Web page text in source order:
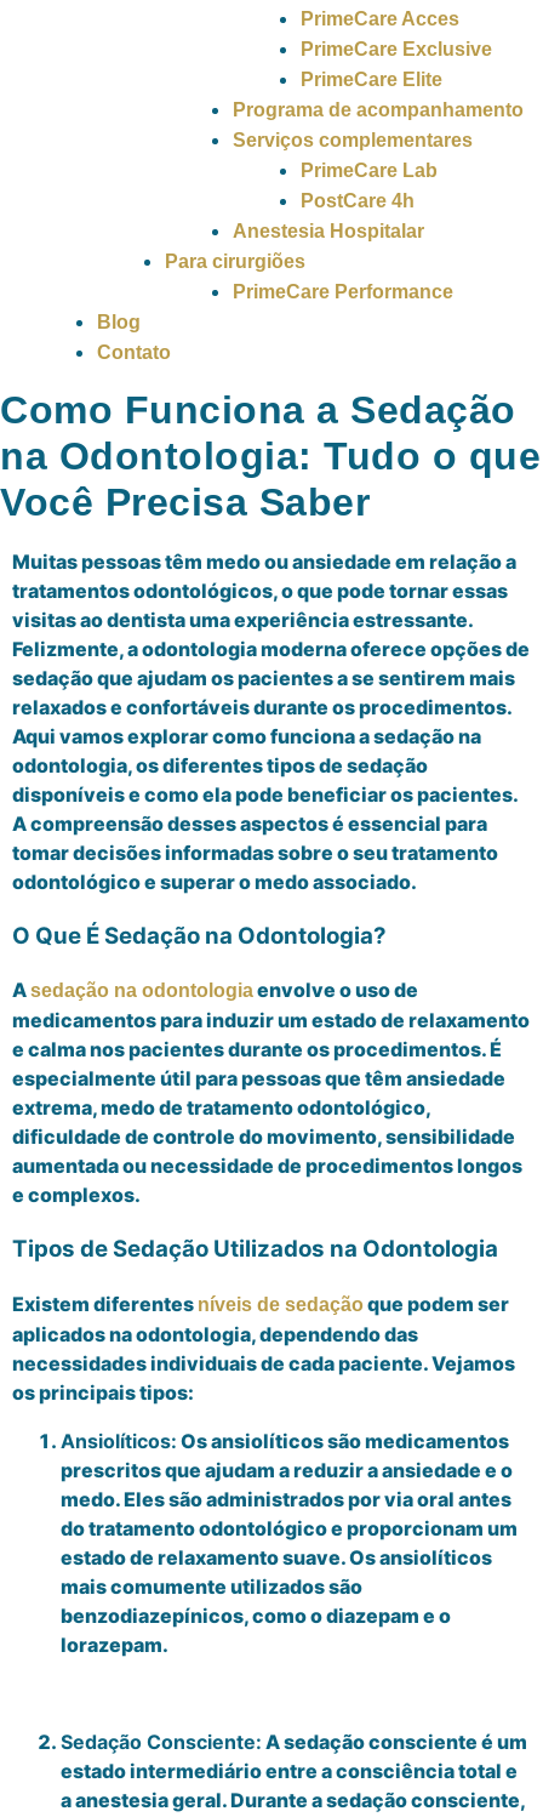
PrimeCare Acces
PrimeCare Exclusive
PrimeCare Elite
Programa de acompanhamento
Serviços complementares
PrimeCare Lab
PostCare 4h
Anestesia Hospitalar
Para cirurgiões
PrimeCare Performance
Blog
Contato
Como Funciona a Sedação
na Odontologia: Tudo o que
Você Precisa Saber
Muitas pessoas têm medo ou ansiedade em relação a
tratamentos odontológicos, o que pode tornar essas
visitas ao dentista uma experiência estressante.
Felizmente, a odontologia moderna oferece opções de
sedação que ajudam os pacientes a se sentirem mais
relaxados e confortáveis durante os procedimentos.
Aqui vamos explorar como funciona a sedação na
odontologia, os diferentes tipos de sedação
disponíveis e como ela pode beneficiar os pacientes.
A compreensão desses aspectos é essencial para
tomar decisões informadas sobre o seu tratamento
odontológico e superar o medo associado.
O Que É Sedação na Odontologia?
Asedação na odontologiaenvolve o uso de
medicamentos para induzir um estado de relaxamento
e calma nos pacientes durante os procedimentos. É
especialmente útil para pessoas que têm ansiedade
extrema, medo de tratamento odontológico,
dificuldade de controle do movimento, sensibilidade
aumentada ou necessidade de procedimentos longos
e complexos.
Tipos de Sedação Utilizados na Odontologia
Existem diferentes níveis de sedaçãoque podem ser
aplicados na odontologia, dependendo das
necessidades individuais de cada paciente. Vejamos
os principais tipos:
Ansiolíticos: Os ansiolíticos são medicamentos
prescritos que ajudam a reduzir a ansiedade e o
medo. Eles são administrados por via oral antes
do tratamento odontológico e proporcionam um
estado de relaxamento suave. Os ansiolíticos
mais comumente utilizados são
benzodiazepínicos, como o diazepam e o
lorazepam.
Sedação Consciente: A sedação consciente é um
estado intermediário entre a consciência total e
a anestesia geral. Durante a sedação consciente,